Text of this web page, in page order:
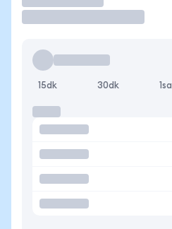
15dk 30dk 1sa